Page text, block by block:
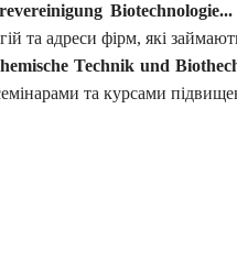
Biotechnologie...
та адреси фірм, які
Technik und
та курсами